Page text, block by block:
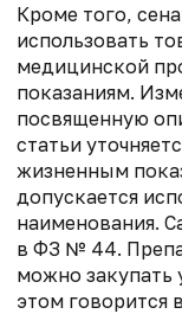
Кроме того,
использовать
медицинской
показаниям.
посвященную
статьи
жизненным
допускается
наименования.
в ФЗ № 44.
можно закупать
этом говорится